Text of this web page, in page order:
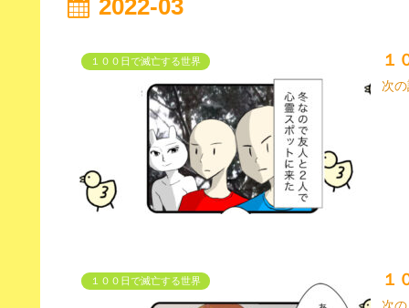
2022-03
１００日で滅亡する世界 １
次
１００日で滅亡する世界 １